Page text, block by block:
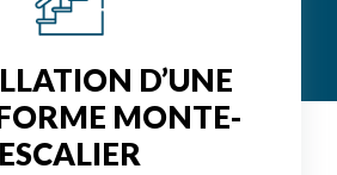
D’UNE
MONTE-
ESCALIER